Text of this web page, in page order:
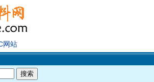
网站